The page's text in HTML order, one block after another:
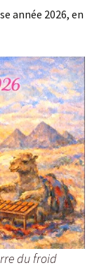
année 2026, en
du froid